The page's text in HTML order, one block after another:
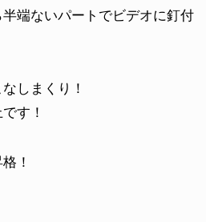
端ないパートでビデオに釘付
しまくり！
す！
！